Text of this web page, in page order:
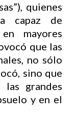
quienes
capaz de
mayores
que las
no sólo
sino que
las grandes
y en el